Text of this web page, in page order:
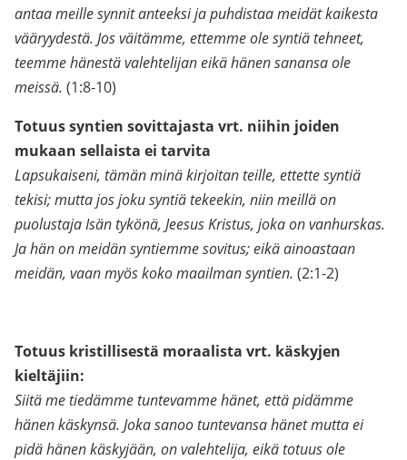
antaa meille synnit anteeksi ja puhdistaa meidät kaikesta
vääryydestä. Jos väitämme, ettemme ole syntiä tehneet,
teemme hänestä valehtelijan eikä hänen sanansa ole
meissä. (1:8-10)
Totuus syntien sovittajasta vrt. niihin joiden
mukaan sellaista ei tarvita
Lapsukaiseni, tämän minä kirjoitan teille, ettette syntiä
tekisi; mutta jos joku syntiä tekeekin, niin meillä on
puolustaja Isän tykönä, Jeesus Kristus, joka on vanhurskas.
Ja hän on meidän syntiemme sovitus; eikä ainoastaan
meidän, vaan myös koko maailman syntien. (2:1-2)
Totuus kristillisestä moraalista vrt. käskyjen
kieltäjiin:
Siitä me tiedämme tuntevamme hänet, että pidämme
hänen käskynsä. Joka sanoo tuntevansa hänet mutta ei
pidä hänen käskyjään, on valehtelija, eikä totuus ole